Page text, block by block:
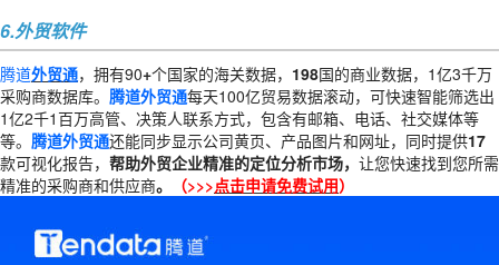
6.外贸软件
腾道外贸通，拥有90+个国家的海关数据， 198国的商业数据，1亿3千万
采购商数据库。 腾道外贸通每天100亿贸易数据滚动，可快速智能筛选出
1亿2千1百万高管、决策人联系方式，包含有邮箱、电话、社交媒体等
等。 腾道外贸通还能同步显示公司黄页、产品图片和网址，同时提供17
款可视化报告， 帮助外贸企业精准的定位分析市场， 让您快速找到您所需
精准的采购商和供应商。 （>>>点击申请免费试用）